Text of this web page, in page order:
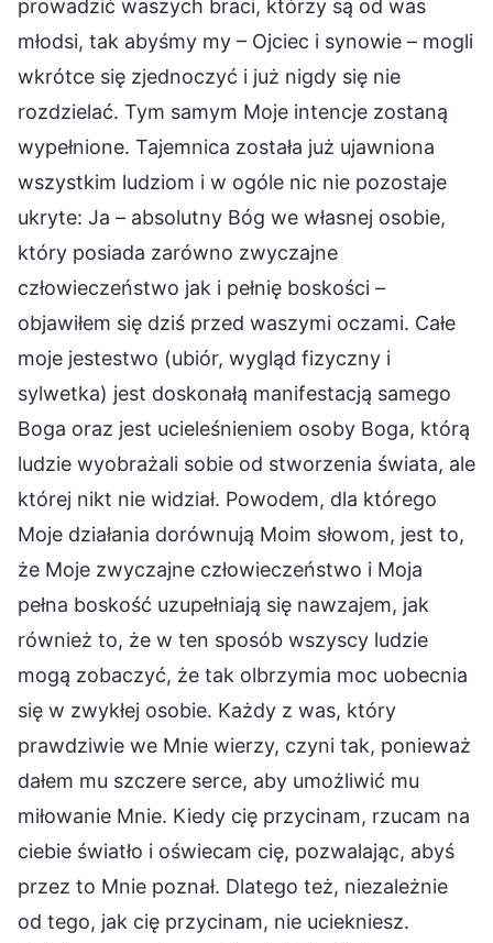
prowadzić waszych braci, którzy są od was
młodsi, tak abyśmy my – Ojciec i synowie – mogli
wkrótce się zjednoczyć i już nigdy się nie
rozdzielać. Tym samym Moje intencje zostaną
wypełnione. Tajemnica została już ujawniona
wszystkim ludziom i w ogóle nic nie pozostaje
ukryte: Ja – absolutny Bóg we własnej osobie,
który posiada zarówno zwyczajne
człowieczeństwo jak i pełnię boskości –
objawiłem się dziś przed waszymi oczami. Całe
moje jestestwo (ubiór, wygląd fizyczny i
sylwetka) jest doskonałą manifestacją samego
Boga oraz jest ucieleśnieniem osoby Boga, którą
ludzie wyobrażali sobie od stworzenia świata, ale
której nikt nie widział. Powodem, dla którego
Moje działania dorównują Moim słowom, jest to,
że Moje zwyczajne człowieczeństwo i Moja
pełna boskość uzupełniają się nawzajem, jak
również to, że w ten sposób wszyscy ludzie
mogą zobaczyć, że tak olbrzymia moc uobecnia
się w zwykłej osobie. Każdy z was, który
prawdziwie we Mnie wierzy, czyni tak, ponieważ
dałem mu szczere serce, aby umożliwić mu
miłowanie Mnie. Kiedy cię przycinam, rzucam na
ciebie światło i oświecam cię, pozwalając, abyś
przez to Mnie poznał. Dlatego też, niezależnie
od tego, jak cię przycinam, nie uciekniesz.